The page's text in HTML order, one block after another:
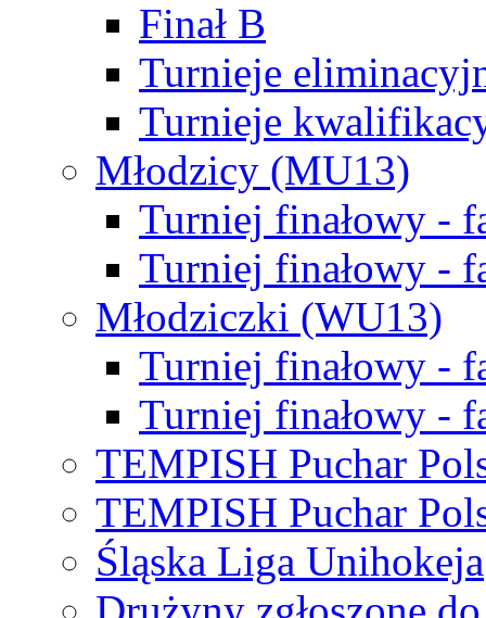
Finał B
Turnieje
Turnieje
Młodzicy (MU13)
Turniej finałowy -
Turniej finałowy -
Młodziczki (WU13)
Turniej finałowy -
Turniej finałowy -
TEMPISH Puchar
TEMPISH Puchar
Śląska Liga Unihokeja